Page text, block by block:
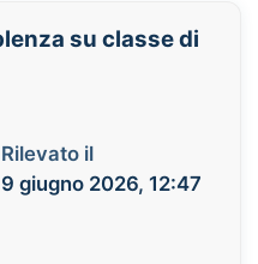
su classe di
Rilevato il
9 giugno 2026, 12:47